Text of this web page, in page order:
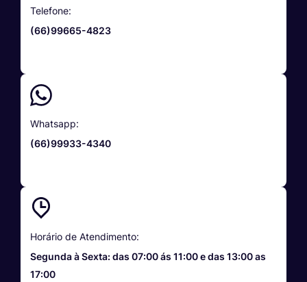
Telefone:
(66)99665-4823
Whatsapp:
(66)99933-4340
Horário de Atendimento:
Segunda à Sexta: das 07:00 ás 11:00 e das 13:00 as
17:00